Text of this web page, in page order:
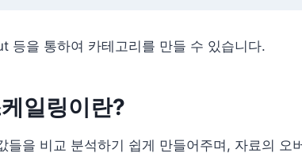
등을 통하여 카테고리를 만들 수 있습니다.
일링이란?
들을 비교 분석하기 쉽게 만들어주며, 자료의 오